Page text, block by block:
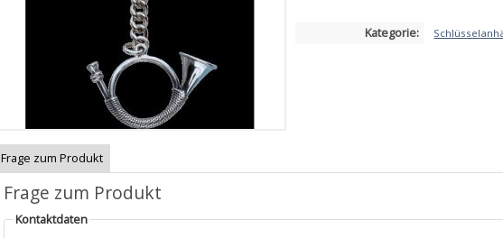
Kategorie:
Frage zum Produkt
Frage zum Produkt
Kontaktdaten